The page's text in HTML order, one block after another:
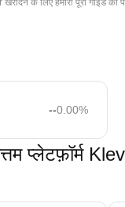
के लिए हमारी पूरी गाइड का
--0.00%
प्लेटफ़ॉर्म